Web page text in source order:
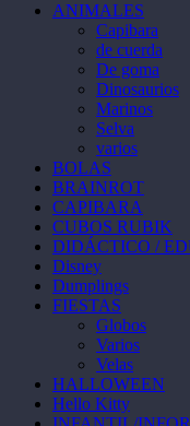
ANIMALES
Capibara
de cuerda
De goma
Dinosaurios
Marinos
Selva
varios
BOLAS
BRAINROT
CAPIBARA
CUBOS RUBIK
DIDÁCTICO /
Disney
Dumplings
FIESTAS
Globos
Varios
Velas
HALLOWEEN
Hello Kitty